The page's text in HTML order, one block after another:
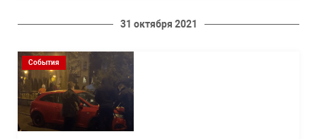
31 октября 2021
События